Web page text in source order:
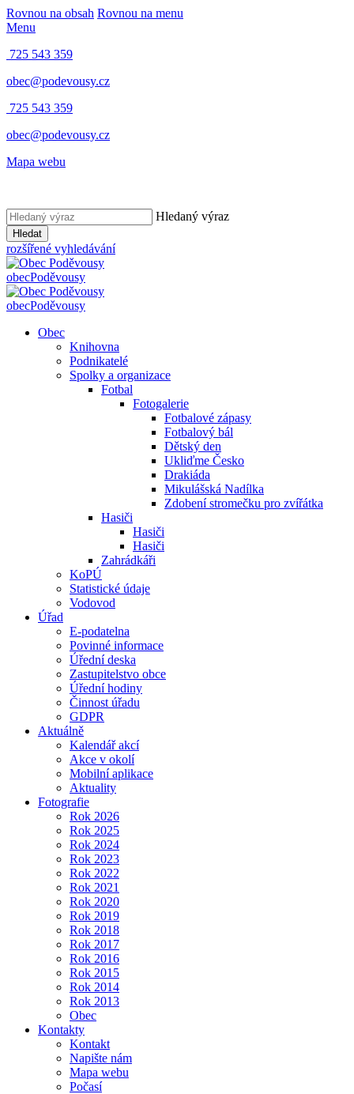
Rovnou na obsah Rovnou na menu
Menu
725 543 359
obec@podevousy.cz
725 543 359
obec@podevousy.cz
Mapa webu
Hledaný výraz
Hledat
rozšířené vyhledávání
obecPoděvousy
obecPoděvousy
Obec
Knihovna
Podnikatelé
Spolky a organizace
Fotbal
Fotogalerie
Fotbalové zápasy
Fotbalový bál
Dětský den
Ukliďme Česko
Drakiáda
Mikulášská Nadílka
Zdobení stromečku pro zvířátka
Hasiči
Hasiči
Hasiči
Zahrádkáři
KoPÚ
Statistické údaje
Vodovod
Úřad
E-podatelna
Povinné informace
Úřední deska
Zastupitelstvo obce
Úřední hodiny
Činnost úřadu
GDPR
Aktuálně
Kalendář akcí
Akce v okolí
Mobilní aplikace
Aktuality
Fotografie
Rok 2026
Rok 2025
Rok 2024
Rok 2023
Rok 2022
Rok 2021
Rok 2020
Rok 2019
Rok 2018
Rok 2017
Rok 2016
Rok 2015
Rok 2014
Rok 2013
Obec
Kontakty
Kontakt
Napište nám
Mapa webu
Počasí